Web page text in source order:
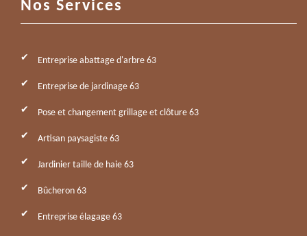
Nos Services
Entreprise abattage d'arbre 63
Entreprise de jardinage 63
Pose et changement grillage et clôture 63
Artisan paysagiste 63
Jardinier taille de haie 63
Bûcheron 63
Entreprise élagage 63